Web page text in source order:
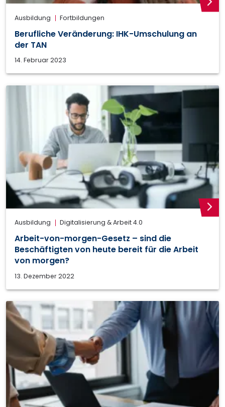
Ausbildung Fortbildungen
Berufliche Veränderung: IHK-Umschulung an
der TAN
14. Februar 2023
Ausbildung Digitalisierung & Arbeit 4.0
Arbeit-von-morgen-Gesetz – sind die
Beschäftigten von heute bereit für die Arbeit
von morgen?
13. Dezember 2022